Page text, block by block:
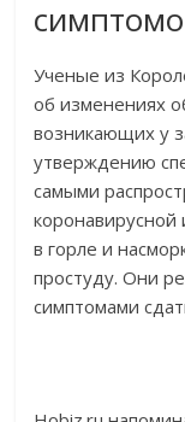
Ученые из
об изменениях
возникающих у
утверждению
самыми
коронавирусной
в горле и
простуду. Они
симптомами